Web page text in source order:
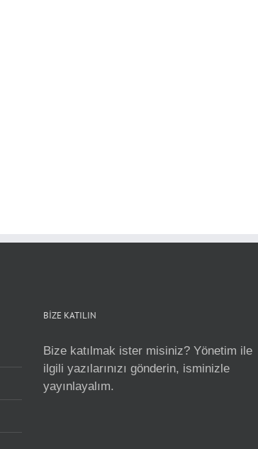
BİZE KATILIN
Bize katılmak ister misiniz? Yönetim ile
ilgili yazılarınızı gönderin, isminizle
yayınlayalım.